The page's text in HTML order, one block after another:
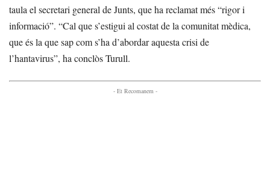
taula el secretari general de Junts, que ha reclamat més “rigor i
informació”. “Cal que s’estigui al costat de la comunitat mèdica,
que és la que sap com s’ha d’abordar aquesta crisi de
l’hantavirus”, ha conclòs Turull.
- Et Recomanem -